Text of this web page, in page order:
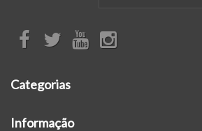
Categorias
Informação